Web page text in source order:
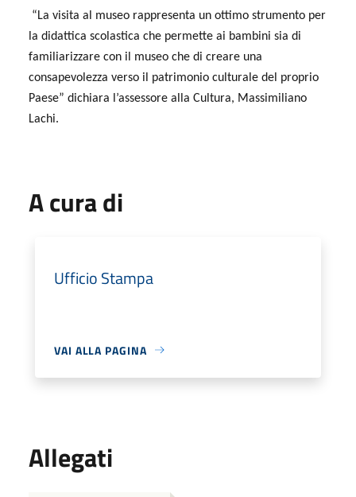
“La visita al museo rappresenta un ottimo strumento per
la didattica scolastica che permette ai bambini sia di
familiarizzare con il museo che di creare una
consapevolezza verso il patrimonio culturale del proprio
Paese” dichiara l’assessore alla Cultura, Massimiliano
Lachi.
A cura di
Ufficio Stampa
VAI ALLA PAGINA
Allegati